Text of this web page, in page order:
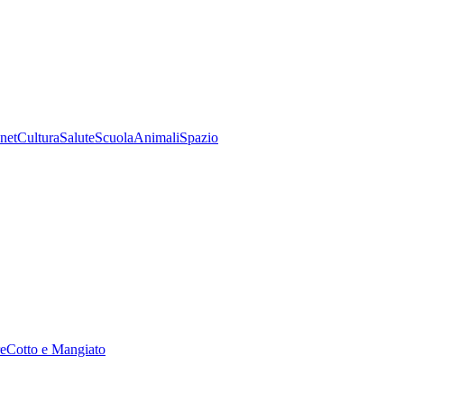
CulturaSaluteScuolaAnimaliSpazio
Cotto e Mangiato